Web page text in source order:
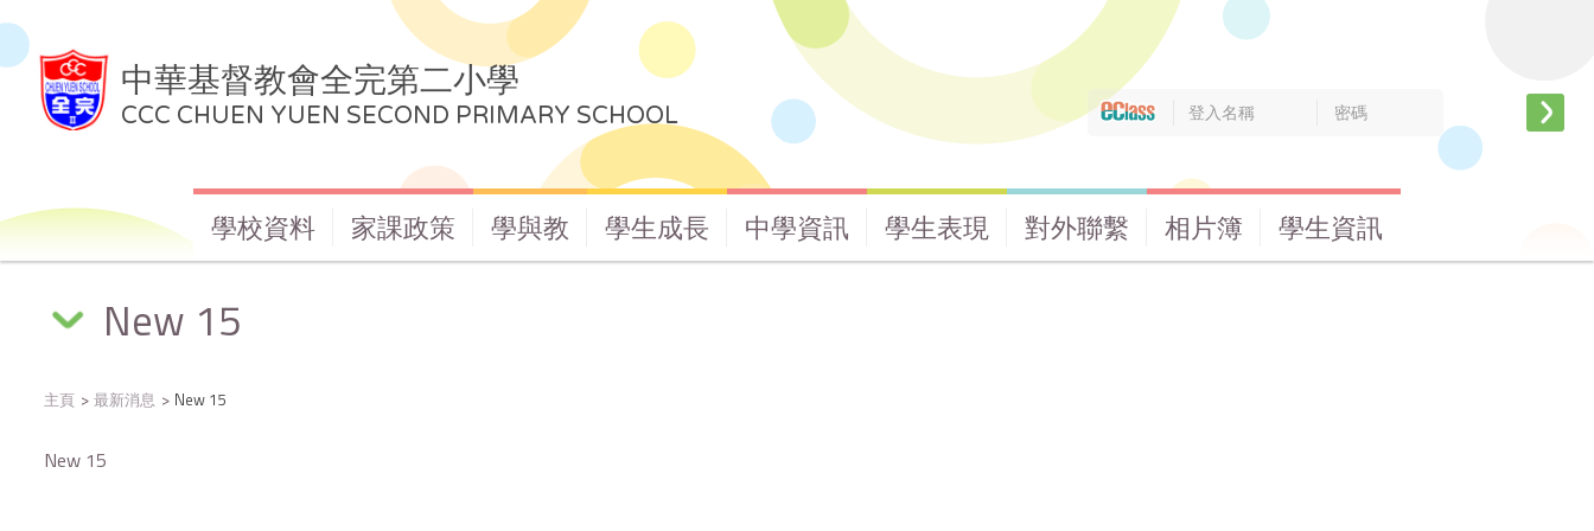
中華基督教會全完第二小學
CCC CHUEN YUEN SECOND PRIMARY SCHOOL
學校資料 家課政策 學與教 學生成長 中學資訊 學生表現 對外聯繫 相片簿 學生資訊
New 15
主頁 最新消息 New 15
New 15